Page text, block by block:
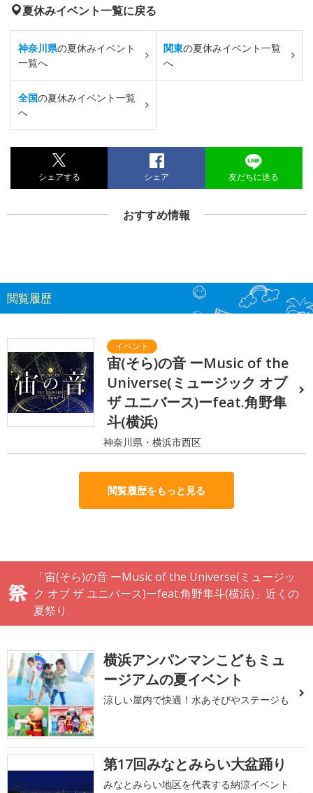
夏休みイベント一覧に戻る
神奈川県の夏休みイベント
一覧へ
関東の夏休みイベント一覧
へ
全国の夏休みイベント一覧
へ
シェアする シェア 友だちに送る
おすすめ情報
閲覧履歴
宙(そら)の音 ーMusic of the
Universe(ミュージック オブ
ザ ユニバース)ーfeat.角野隼
斗(横浜)
神奈川県・横浜市西区
閲覧履歴をもっと見る
「宙(そら)の音 ーMusic of the Universe(ミュージッ
ク オブ ザ ユニバース)ーfeat.角野隼斗(横浜)」近くの
夏祭り
横浜アンパンマンこどもミュ
ージアムの夏イベント
涼しい屋内で快適！水あそびやステージも
第17回みなとみらい大盆踊り
みなとみらい地区を代表する納涼イベント